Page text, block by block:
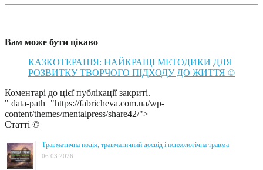
Вам може бути цікаво
КАЗКОТЕРАПІЯ: НАЙКРАЩІ МЕТОДИКИ ДЛЯ
РОЗВИТКУ ТВОРЧОГО ПІДХОДУ ДО ЖИТТЯ ©
Коментарі до цієї публікації закриті.
" data-path="https://fabricheva.com.ua/wp-
content/themes/mentalpress/share42/">
Статті ©
Травматична подія, травматичний досвід і психологічна травма
06.03.2026